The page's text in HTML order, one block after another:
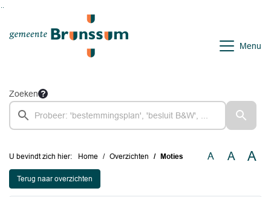
Ga naar de inhoud van deze pagina
Menu
Zoeken
U bevindt zich hier: Home Overzichten Moties A A A
Terug naar overzichten